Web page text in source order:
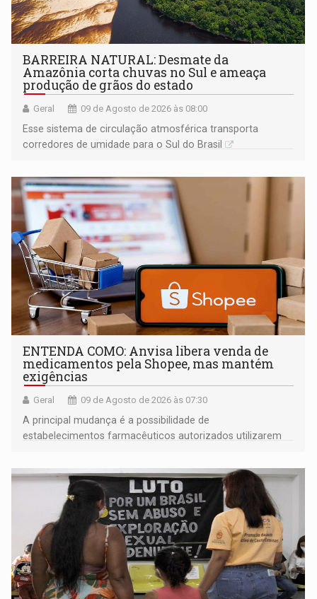
BARREIRA NATURAL: Desmate da
Amazônia corta chuvas no Sul e ameaça
produção de grãos do estado
Geral 09 de Agosto de 2026 às 08:00
Esse sistema de circulação atmosférica transporta
corredores de umidade para o Sul do Brasil
ENTENDA COMO: Anvisa libera venda de
medicamentos pela Shopee, mas mantém
exigências
Geral 09 de Agosto de 2026 às 07:30
A principal mudança é a possibilidade de
estabelecimentos farmacêuticos autorizados utilizarem